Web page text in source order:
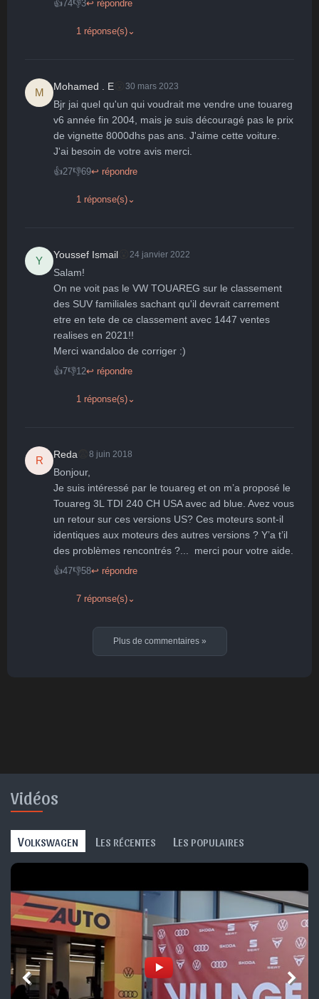
👍74👎3↩ répondre
1 réponse(s) ⌄
M
Mohamed . E 30 mars 2023
Bjr jai quel qu'un qui voudrait me vendre une touareg
v6 année fin 2004, mais je suis découragé pas le prix
de vignette 8000dhs pas ans. J'aime cette voiture.
J'ai besoin de votre avis merci.
👍27👎69↩ répondre
1 réponse(s) ⌄
Y
Youssef Ismail 24 janvier 2022
Salam!
On ne voit pas le VW TOUAREG sur le classement
des SUV familiales sachant qu'il devrait carrement
etre en tete de ce classement avec 1447 ventes
realises en 2021!!
Merci wandaloo de corriger :)
👍7👎12↩ répondre
1 réponse(s) ⌄
R
Reda 8 juin 2018
Bonjour,
Je suis intéressé par le touareg et on m’a proposé le
Touareg 3L TDI 240 CH USA avec ad blue. Avez vous
un retour sur ces versions US? Ces moteurs sont-il
identiques aux moteurs des autres versions ? Y’a t’il
des problèmes rencontrés ?...  merci pour votre aide.
👍47👎58↩ répondre
7 réponse(s) ⌄
Plus de commentaires »
Vidéos
VOLKSWAGEN L ES RÉCENTES L ES POPULAIRES